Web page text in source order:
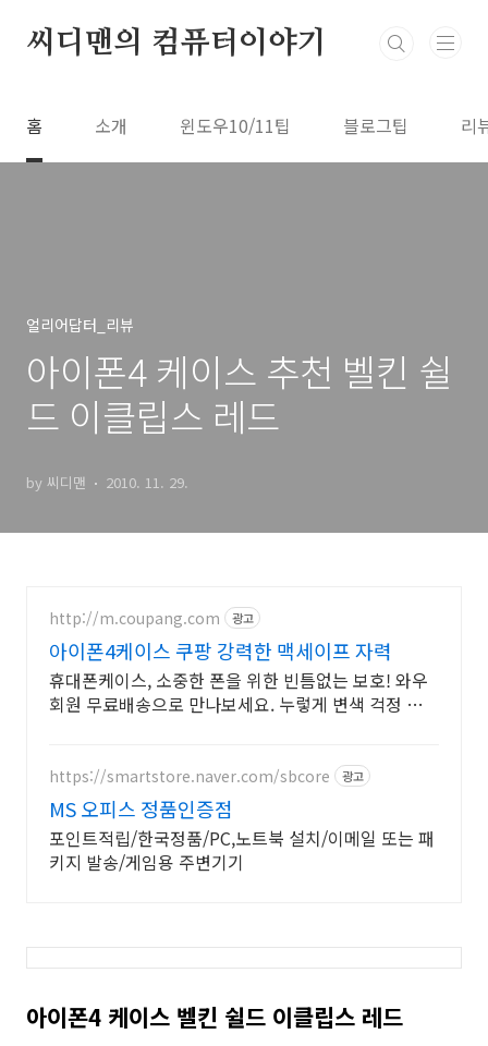
씨디맨의 컴퓨터이야기
홈 소개 윈도우10/11팁 블로그팁 리
얼리어답터_리뷰
아이폰4 케이스 추천 벨킨 쉴
드 이클립스 레드
by 씨디맨 2010. 11. 29.
http://m.coupang.com 광고
아이폰4케이스 쿠팡 강력한 맥세이프 자력
휴대폰케이스, 소중한 폰을 위한 빈틈없는 보호! 와우
회원 무료배송으로 만나보세요. 누렇게 변색 걱정 없는
https://smartstore.naver.com/sbcore 광고
MS 오피스 정품인증점
포인트적립/한국정품/PC,노트북 설치/이메일 또는 패
키지 발송/게임용 주변기기
아이폰4 케이스 벨킨 쉴드 이클립스 레드